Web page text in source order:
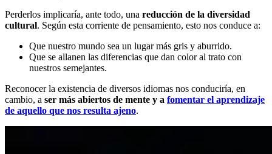
Perderlos implicaría, ante todo, una reducción de la diversidad
cultural. Según esta corriente de pensamiento, esto nos conduce a:
Que nuestro mundo sea un lugar más gris y aburrido.
Que se allanen las diferencias que dan color al trato con
nuestros semejantes.
Reconocer la existencia de diversos idiomas nos conduciría, en
cambio, a ser más abiertos de mente y a fomentar el aprendizaje
de aquello que nos resulta ajeno.